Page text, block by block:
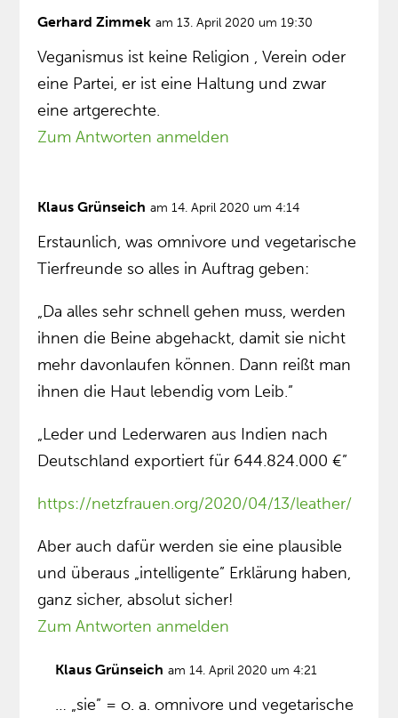
Gerhard Zimmek am 13. April 2020 um 19:30
Veganismus ist keine Religion , Verein oder
eine Partei, er ist eine Haltung und zwar
eine artgerechte.
Zum Antworten anmelden
Klaus Grünseich am 14. April 2020 um 4:14
Erstaunlich, was omnivore und vegetarische
Tierfreunde so alles in Auftrag geben:
„Da alles sehr schnell gehen muss, werden
ihnen die Beine abgehackt, damit sie nicht
mehr davonlaufen können. Dann reißt man
ihnen die Haut lebendig vom Leib.”
„Leder und Lederwaren aus Indien nach
Deutschland exportiert für 644.824.000 €”
https://netzfrauen.org/2020/04/13/leather/
Aber auch dafür werden sie eine plausible
und überaus „intelligente” Erklärung haben,
ganz sicher, absolut sicher!
Zum Antworten anmelden
Klaus Grünseich am 14. April 2020 um 4:21
… „sie” = o. a. omnivore und vegetarische